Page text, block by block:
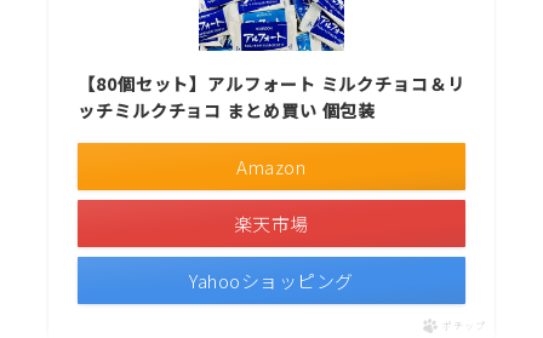
【80個セット】アルフォート ミルクチョコ＆リ
ッチミルクチョコ まとめ買い 個包装
Amazon
楽天市場
Yahooショッピング
ポチップ